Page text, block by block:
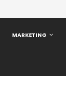
MARKETING